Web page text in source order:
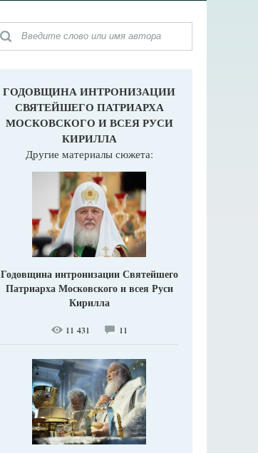
ГОДОВЩИНА ИНТРОНИЗАЦИИ
СВЯТЕЙШЕГО ПАТРИАРХА
МОСКОВСКОГО И ВСЕЯ РУСИ
КИРИЛЛА
Другие материалы сюжета:
Годовщина интронизации Святейшего
Патриарха Московского и всея Руси
Кирилла
11 431 11